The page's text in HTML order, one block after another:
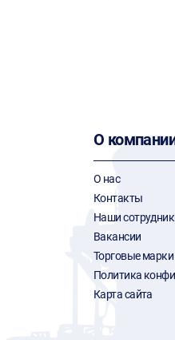
О
О нас
Контакты
Наши
Вакансии
Торговые марки
Политика
Карта сайта